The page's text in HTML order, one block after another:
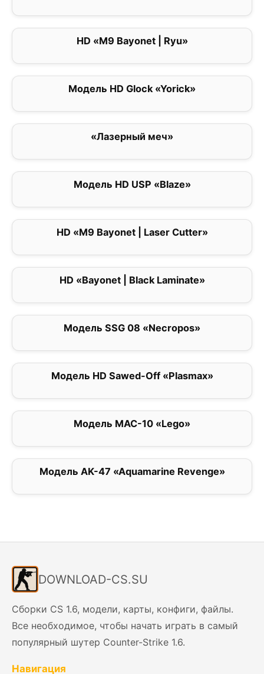
HD «M9 Bayonet | Ryu»
Модель HD Glock «Yorick»
«Лазерный меч»
Модель HD USP «Blaze»
HD «M9 Bayonet | Laser Cutter»
HD «Bayonet | Black Laminate»
Модель SSG 08 «Necropos»
Модель HD Sawed-Off «Plasmax»
Модель MAC-10 «Lego»
Модель AK-47 «Aquamarine Revenge»
DOWNLOAD-CS.SU
Сборки CS 1.6, модели, карты, конфиги, файлы.
Все необходимое, чтобы начать играть в самый
популярный шутер Counter-Strike 1.6.
Навигация